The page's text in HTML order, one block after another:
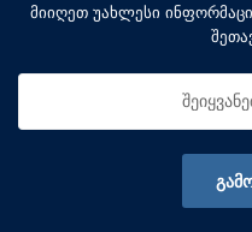
მიიღეთ უახლესი